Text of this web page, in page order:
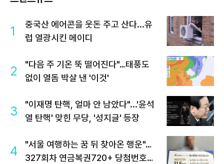
1
중국산 에어콘을 웃돈 주고 산다...유
럽 열광시킨 메이디
2
"다음 주 기온 뚝 떨어진다"…태풍도
없이 열돔 박살 낸 '이것'
3
"이재명 탄핵, 얼마 안 남았다"...'윤석
열 탄핵' 맞힌 무당, '성지글' 등장
4
"서울 여행하는 꿈 뒤 찾아온 행운"…
327회차 연금복권720+ 당첨번호조